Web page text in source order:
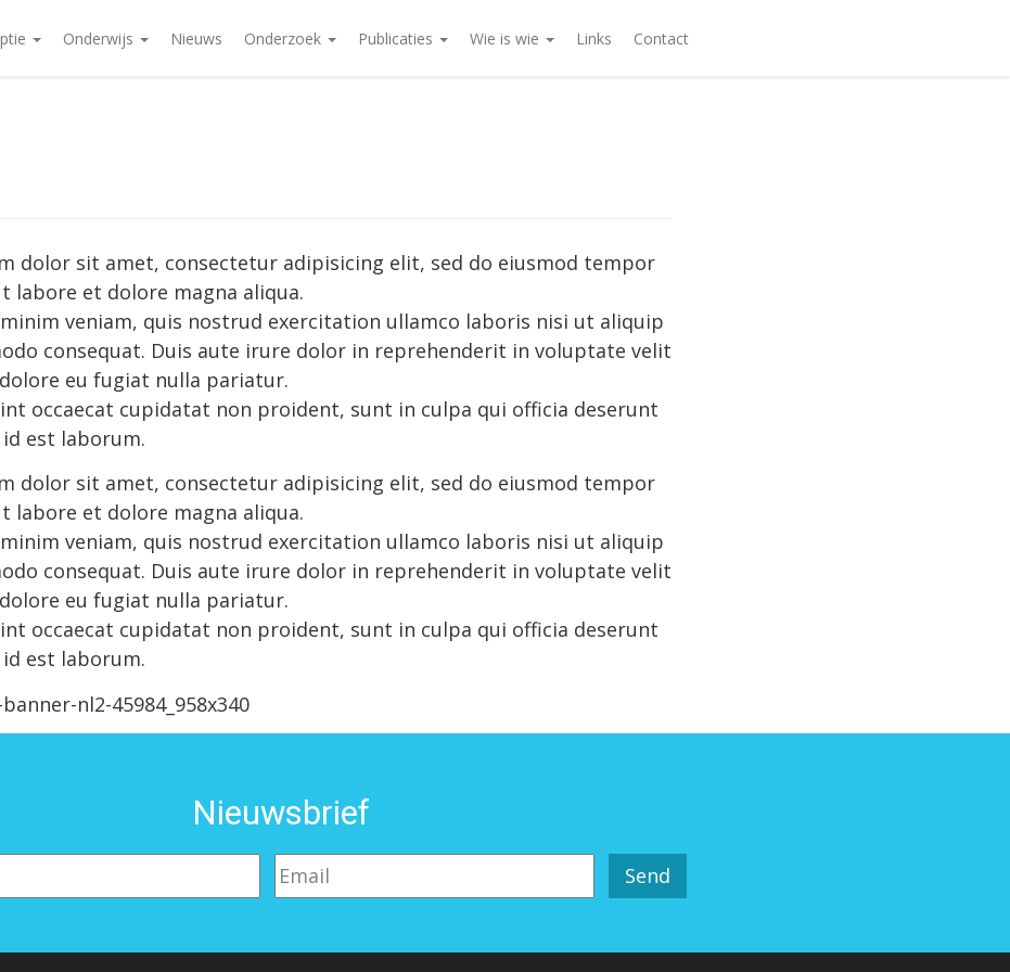
Onderwijs Nieuws Onderzoek Publicaties Wie is wie Links Contact
dolor sit amet, consectetur adipisicing elit, sed do eiusmod tempor
labore et dolore magna aliqua.
veniam, quis nostrud exercitation ullamco laboris nisi ut aliquip
consequat. Duis aute irure dolor in reprehenderit in voluptate velit
eu fugiat nulla pariatur.
occaecat cupidatat non proident, sunt in culpa qui officia deserunt
est laborum.
dolor sit amet, consectetur adipisicing elit, sed do eiusmod tempor
labore et dolore magna aliqua.
veniam, quis nostrud exercitation ullamco laboris nisi ut aliquip
consequat. Duis aute irure dolor in reprehenderit in voluptate velit
eu fugiat nulla pariatur.
occaecat cupidatat non proident, sunt in culpa qui officia deserunt
est laborum.
Nieuwsbrief